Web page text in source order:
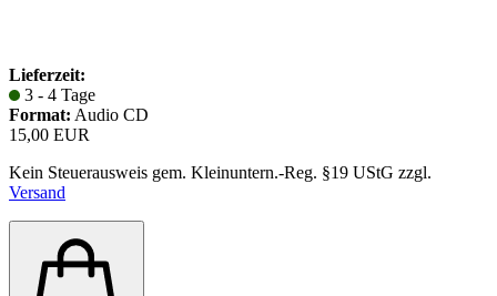
Lieferzeit:
3 - 4 Tage
Format: Audio CD
15,00 EUR
Kein Steuerausweis gem. Kleinuntern.-Reg. §19 UStG zzgl.
Versand